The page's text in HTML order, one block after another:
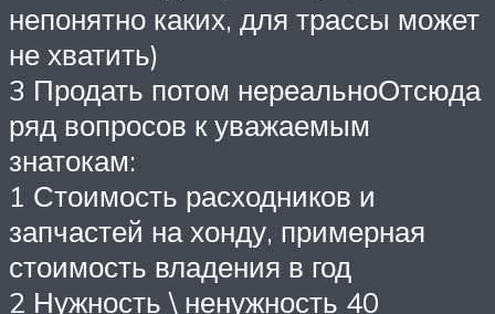
непонятно каких, для трассы может
не хватить)
3 Продать потом нереальноОтсюда
ряд вопросов к уважаемым
знатокам:
1 Стоимость расходников и
запчастей на хонду, примерная
стоимость владения в год
2 Нужность \ ненужность 40